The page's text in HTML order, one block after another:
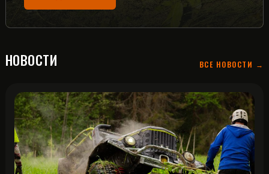
НОВОСТИ ВСЕ НОВОСТИ →